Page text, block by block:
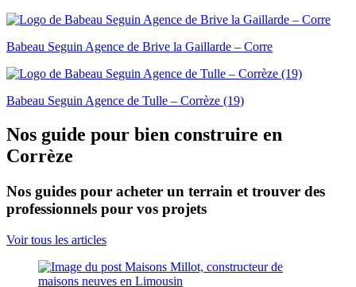
Babeau Seguin Agence de Brive la Gaillarde – Corre
Babeau Seguin Agence de Tulle – Corrèze (19)
Nos guide pour bien construire en
Corrèze
Nos guides pour acheter un terrain et trouver des
professionnels pour vos projets
Voir tous les articles